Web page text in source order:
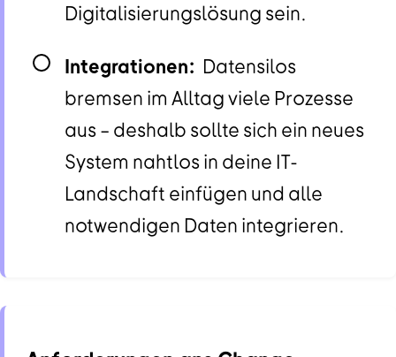
Digitalisierungslösung sein.
Integrationen: Datensilos
bremsen im Alltag viele Prozesse
aus – deshalb sollte sich ein neues
System nahtlos in deine IT-
Landschaft einfügen und alle
notwendigen Daten integrieren.